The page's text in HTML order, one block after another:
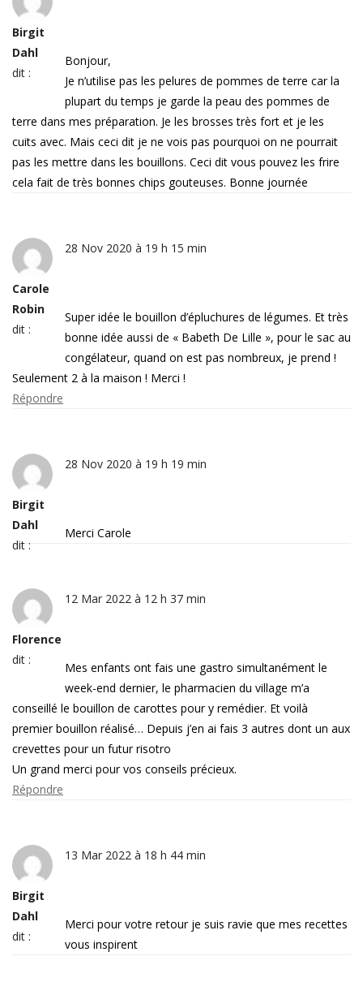
Birgit
Dahl
dit :
Bonjour,
Je n’utilise pas les pelures de pommes de terre car la
plupart du temps je garde la peau des pommes de
terre dans mes préparation. Je les brosses très fort et je les
cuits avec. Mais ceci dit je ne vois pas pourquoi on ne pourrait
pas les mettre dans les bouillons. Ceci dit vous pouvez les frire
cela fait de très bonnes chips gouteuses. Bonne journée
Carole
Robin
dit :
28 Nov 2020 à 19 h 15 min
Super idée le bouillon d’épluchures de légumes. Et très
bonne idée aussi de « Babeth De Lille », pour le sac au
congélateur, quand on est pas nombreux, je prend !
Seulement 2 à la maison ! Merci !
Répondre
Birgit
Dahl
dit :
28 Nov 2020 à 19 h 19 min
Merci Carole
Florence
dit :
12 Mar 2022 à 12 h 37 min
Mes enfants ont fais une gastro simultanément le
week-end dernier, le pharmacien du village m’a
conseillé le bouillon de carottes pour y remédier. Et voilà
premier bouillon réalisé… Depuis j’en ai fais 3 autres dont un aux
crevettes pour un futur risotro
Un grand merci pour vos conseils précieux.
Répondre
Birgit
Dahl
dit :
13 Mar 2022 à 18 h 44 min
Merci pour votre retour je suis ravie que mes recettes
vous inspirent